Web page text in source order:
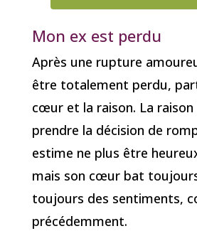
Mon ex est perdu
Après une rupture
être totalement perdu,
cœur et la raison. La raison
prendre la décision de
estime ne plus être
mais son cœur bat
toujours des sentiments,
précédemment.